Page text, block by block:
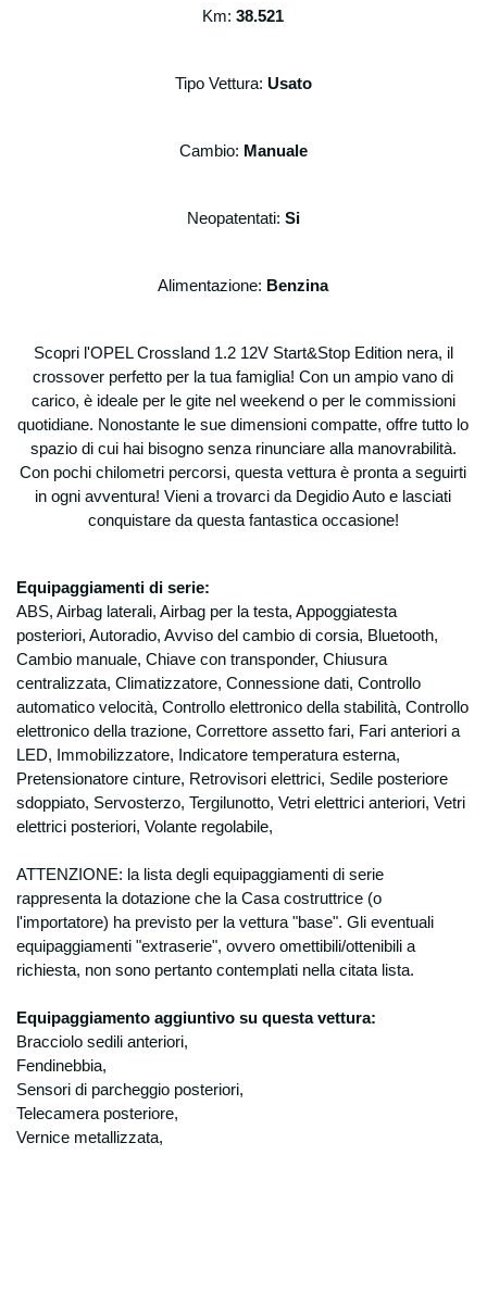
Km: 38.521
Tipo Vettura: Usato
Cambio: Manuale
Neopatentati: Si
Alimentazione: Benzina
Scopri l'OPEL Crossland 1.2 12V Start&Stop Edition nera, il
crossover perfetto per la tua famiglia! Con un ampio vano di
carico, è ideale per le gite nel weekend o per le commissioni
quotidiane. Nonostante le sue dimensioni compatte, offre tutto lo
spazio di cui hai bisogno senza rinunciare alla manovrabilità.
Con pochi chilometri percorsi, questa vettura è pronta a seguirti
in ogni avventura! Vieni a trovarci da Degidio Auto e lasciati
conquistare da questa fantastica occasione!
Equipaggiamenti di serie:
ABS, Airbag laterali, Airbag per la testa, Appoggiatesta
posteriori, Autoradio, Avviso del cambio di corsia, Bluetooth,
Cambio manuale, Chiave con transponder, Chiusura
centralizzata, Climatizzatore, Connessione dati, Controllo
automatico velocità, Controllo elettronico della stabilità, Controllo
elettronico della trazione, Correttore assetto fari, Fari anteriori a
LED, Immobilizzatore, Indicatore temperatura esterna,
Pretensionatore cinture, Retrovisori elettrici, Sedile posteriore
sdoppiato, Servosterzo, Tergilunotto, Vetri elettrici anteriori, Vetri
elettrici posteriori, Volante regolabile,
ATTENZIONE: la lista degli equipaggiamenti di serie
rappresenta la dotazione che la Casa costruttrice (o
l'importatore) ha previsto per la vettura "base". Gli eventuali
equipaggiamenti "extraserie", ovvero omettibili/ottenibili a
richiesta, non sono pertanto contemplati nella citata lista.
Equipaggiamento aggiuntivo su questa vettura:
Bracciolo sedili anteriori,
Fendinebbia,
Sensori di parcheggio posteriori,
Telecamera posteriore,
Vernice metallizzata,